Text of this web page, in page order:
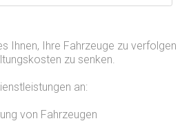
Ihnen, Ihre Fahrzeuge zu verfolgen
zu senken.
an:
von Fahrzeugen